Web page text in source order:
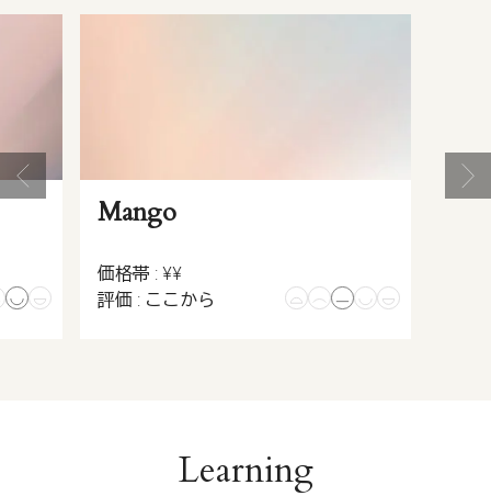
Mango
価格帯 : ¥¥
評価 : ここから
Learning